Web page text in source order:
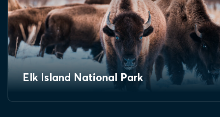
Elk Island National Park